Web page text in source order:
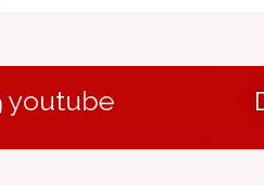
youtube